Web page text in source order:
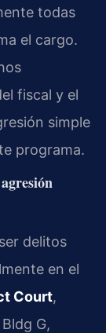
todas
el cargo.
fiscal y el
simple
programa.
delitos
en el
Court,
G,